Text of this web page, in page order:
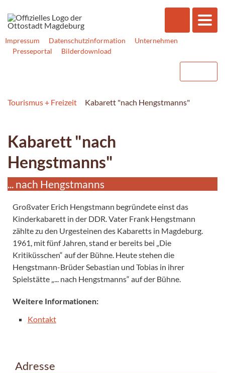
Impressum Datenschutzinformation
Unternehmen
Presseportal
Bilderdownload
Tourismus + Freizeit Kabarett "nach Hengstmanns"
Kabarett "nach
Hengstmanns"
... nach Hengstmanns
Großvater Erich Hengstmann begründete einst das
Kinderkabarett in der DDR. Vater Frank Hengstmann
zählte zu den Urgesteinen des Kabaretts in Magdeburg.
1961, mit fünf Jahren, stand er bereits bei „Die
Kritiküsschen“ auf der Bühne. Heute stehen die
Hengstmann-Brüder Sebastian und Tobias in ihrer
Spielstätte „... nach Hengstmanns“ auf der Bühne.
Weitere Informationen:
Kontakt
Adresse